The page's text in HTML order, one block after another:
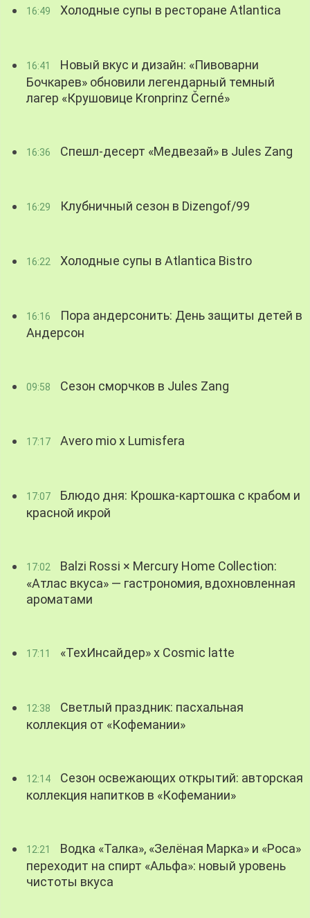
16:49 Холодные супы в ресторане Atlantica
16:41
Новый вкус и дизайн: «Пивоварни
Бочкарев» обновили легендарный темный
лагер «Крушовице Kronprinz Černé»
16:36 Спешл-десерт «Медвезай» в Jules Zang
16:29 Клубничный сезон в Dizengof/99
16:22 Холодные супы в Atlantica Bistro
16:16
Пора андерсонить: День защиты детей в
Андерсон
09:58 Сезон сморчков в Jules Zang
17:17 Avero mio x Lumisfera
17:07
Блюдо дня: Крошка-картошка с крабом и
красной икрой
17:02
Balzi Rossi × Mercury Home Collection:
«Атлас вкуса» — гастрономия, вдохновленная
ароматами
17:11 «ТехИнсайдер» х Cosmic latte
12:38
Светлый праздник: пасхальная
коллекция от «Кофемании»
12:14
Сезон освежающих открытий: авторская
коллекция напитков в «Кофемании»
12:21
Водка «Талка», «Зелёная Марка» и «Роса»
переходит на спирт «Альфа»: новый уровень
чистоты вкуса